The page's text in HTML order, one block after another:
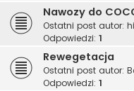
Nawozy do
Ostatni post autor:
Odpowiedzi: 1
Rewegetacja
Ostatni post autor:
Odpowiedzi: 1